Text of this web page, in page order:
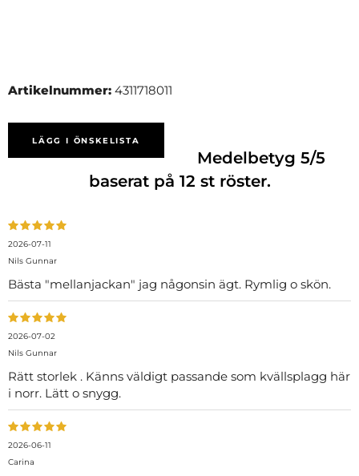
Artikelnummer: 4311718011
LÄGG I ÖNSKELISTA
Medelbetyg5/5
baserat på 12 st röster.
2026-07-11
Nils Gunnar
Bästa "mellanjackan" jag någonsin ägt. Rymlig o skön.
2026-07-02
Nils Gunnar
Rätt storlek . Känns väldigt passande som kvällsplagg här
i norr. Lätt o snygg.
2026-06-11
Carina